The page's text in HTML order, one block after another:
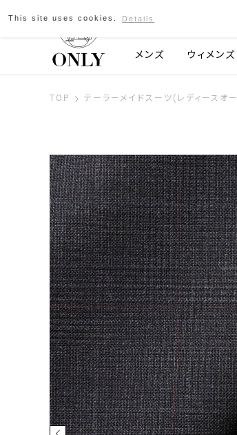
京都発のスーツブランド
メンズ ウィメンズ
TOP テーラーメイドスーツ(レディースオ
This site uses cookies. Details